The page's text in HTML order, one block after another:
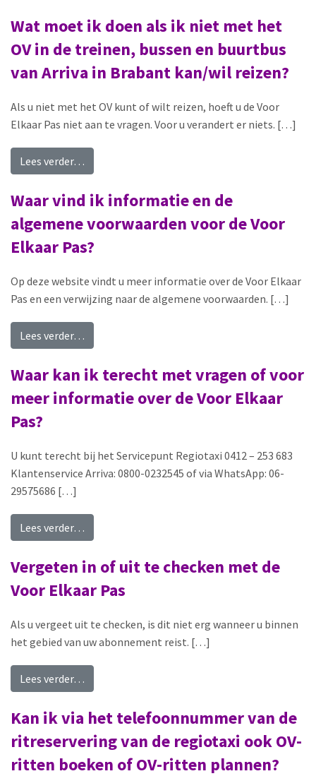
Wat moet ik doen als ik niet met het
OV in de treinen, bussen en buurtbus
van Arriva in Brabant kan/wil reizen?
Als u niet met het OV kunt of wilt reizen, hoeft u de Voor
Elkaar Pas niet aan te vragen. Voor u verandert er niets. […]
Lees verder…
Waar vind ik informatie en de
algemene voorwaarden voor de Voor
Elkaar Pas?
Op deze website vindt u meer informatie over de Voor Elkaar
Pas en een verwijzing naar de algemene voorwaarden. […]
Lees verder…
Waar kan ik terecht met vragen of voor
meer informatie over de Voor Elkaar
Pas?
U kunt terecht bij het Servicepunt Regiotaxi 0412 – 253 683
Klantenservice Arriva: 0800-0232545 of via WhatsApp: 06-
29575686 […]
Lees verder…
Vergeten in of uit te checken met de
Voor Elkaar Pas
Als u vergeet uit te checken, is dit niet erg wanneer u binnen
het gebied van uw abonnement reist. […]
Lees verder…
Kan ik via het telefoonnummer van de
ritreservering van de regiotaxi ook OV-
ritten boeken of OV-ritten plannen?